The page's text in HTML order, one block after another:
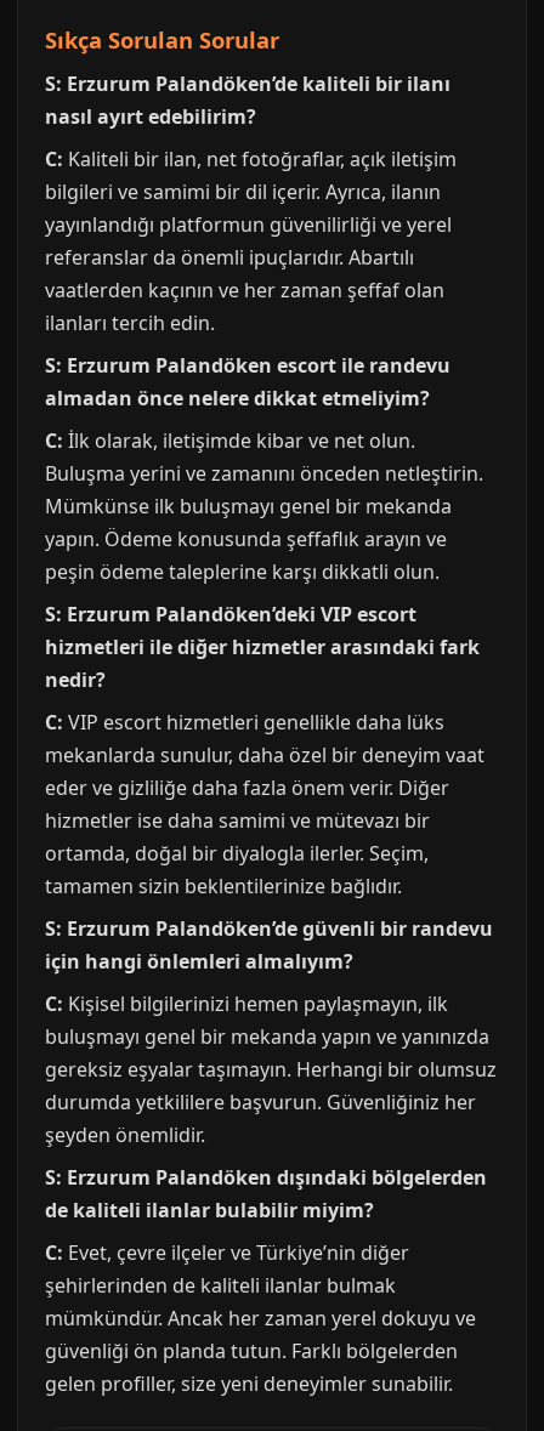
Sıkça Sorulan Sorular
S: Erzurum Palandöken’de kaliteli bir ilanı
nasıl ayırt edebilirim?
C: Kaliteli bir ilan, net fotoğraflar, açık iletişim
bilgileri ve samimi bir dil içerir. Ayrıca, ilanın
yayınlandığı platformun güvenilirliği ve yerel
referanslar da önemli ipuçlarıdır. Abartılı
vaatlerden kaçının ve her zaman şeffaf olan
ilanları tercih edin.
S: Erzurum Palandöken escort ile randevu
almadan önce nelere dikkat etmeliyim?
C: İlk olarak, iletişimde kibar ve net olun.
Buluşma yerini ve zamanını önceden netleştirin.
Mümkünse ilk buluşmayı genel bir mekanda
yapın. Ödeme konusunda şeffaflık arayın ve
peşin ödeme taleplerine karşı dikkatli olun.
S: Erzurum Palandöken’deki VIP escort
hizmetleri ile diğer hizmetler arasındaki fark
nedir?
C: VIP escort hizmetleri genellikle daha lüks
mekanlarda sunulur, daha özel bir deneyim vaat
eder ve gizliliğe daha fazla önem verir. Diğer
hizmetler ise daha samimi ve mütevazı bir
ortamda, doğal bir diyalogla ilerler. Seçim,
tamamen sizin beklentilerinize bağlıdır.
S: Erzurum Palandöken’de güvenli bir randevu
için hangi önlemleri almalıyım?
C: Kişisel bilgilerinizi hemen paylaşmayın, ilk
buluşmayı genel bir mekanda yapın ve yanınızda
gereksiz eşyalar taşımayın. Herhangi bir olumsuz
durumda yetkililere başvurun. Güvenliğiniz her
şeyden önemlidir.
S: Erzurum Palandöken dışındaki bölgelerden
de kaliteli ilanlar bulabilir miyim?
C: Evet, çevre ilçeler ve Türkiye’nin diğer
şehirlerinden de kaliteli ilanlar bulmak
mümkündür. Ancak her zaman yerel dokuyu ve
güvenliği ön planda tutun. Farklı bölgelerden
gelen profiller, size yeni deneyimler sunabilir.